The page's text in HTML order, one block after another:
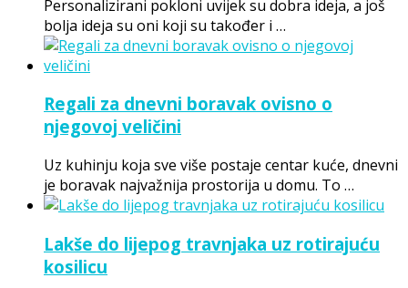
Personalizirani pokloni uvijek su dobra ideja, a još
bolja ideja su oni koji su također i …
Regali za dnevni boravak ovisno o
njegovoj veličini
Uz kuhinju koja sve više postaje centar kuće, dnevni
je boravak najvažnija prostorija u domu. To …
Lakše do lijepog travnjaka uz rotirajuću
kosilicu